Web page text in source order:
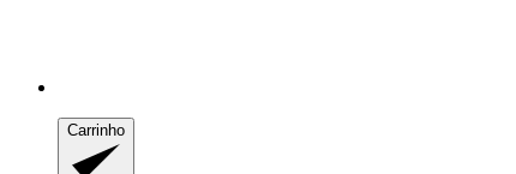
Carrinho